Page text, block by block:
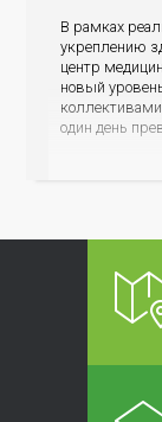
В рамках
укреплению
центр
новый
один день